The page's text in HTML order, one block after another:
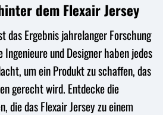
dem Flexair Jersey
das Ergebnis jahrelanger Forschung
Ingenieure und Designer haben jedes
um ein Produkt zu schaffen, das
gerecht wird. Entdecke die
die das Flexair Jersey zu einem